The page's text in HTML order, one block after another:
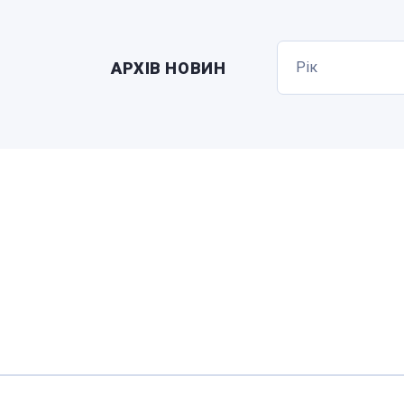
АРХІВ НОВИН Рік